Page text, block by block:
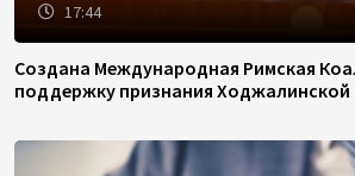
17:44
Создана Международная Римская
поддержку признания Ходжалинской